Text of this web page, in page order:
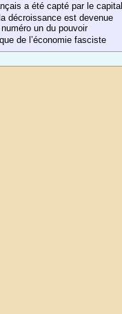
a été capté par le capital
décroissance est devenue
numéro un du pouvoir
de l’économie fasciste